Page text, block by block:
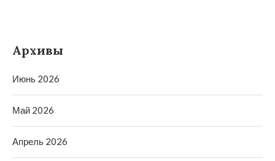
Архивы
Июнь 2026
Май 2026
Апрель 2026